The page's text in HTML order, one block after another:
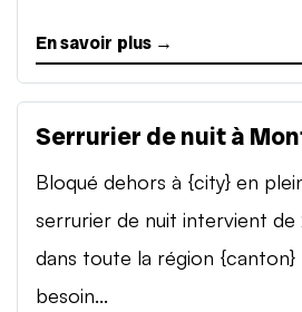
En savoir plus →
Serrurier de nuit à
Bloqué dehors à {city} en
serrurier de nuit intervient de
dans toute la région
besoin...